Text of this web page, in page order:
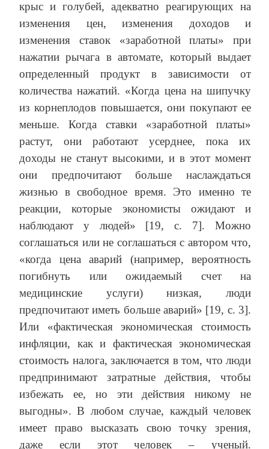
крыс и голубей, адекватно реагирующих на
изменения цен, изменения доходов и
изменения ставок «заработной платы» при
нажатии рычага в автомате, который выдает
определенный продукт в зависимости от
количества нажатий. «Когда цена на шипучку
из корнеплодов повышается, они покупают ее
меньше. Когда ставки «заработной платы»
растут, они работают усерднее, пока их
доходы не станут высокими, и в этот момент
они предпочитают больше наслаждаться
жизнью в свободное время. Это именно те
реакции, которые экономисты ожидают и
наблюдают у людей» [19, с. 7]. Можно
соглашаться или не соглашаться с автором что,
«когда цена аварий (например, вероятность
погибнуть или ожидаемый счет на
медицинские услуги) низкая, люди
предпочитают иметь больше аварий» [19, с. 3].
Или «фактическая экономическая стоимость
инфляции, как и фактическая экономическая
стоимость налога, заключается в том, что люди
предпринимают затратные действия, чтобы
избежать ее, но эти действия никому не
выгодны». В любом случае, каждый человек
имеет право высказать свою точку зрения,
даже если этот человек – ученый.